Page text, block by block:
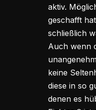
aktiv.
geschafft
schließlich
Auch wenn
keine
diese in so
denen es